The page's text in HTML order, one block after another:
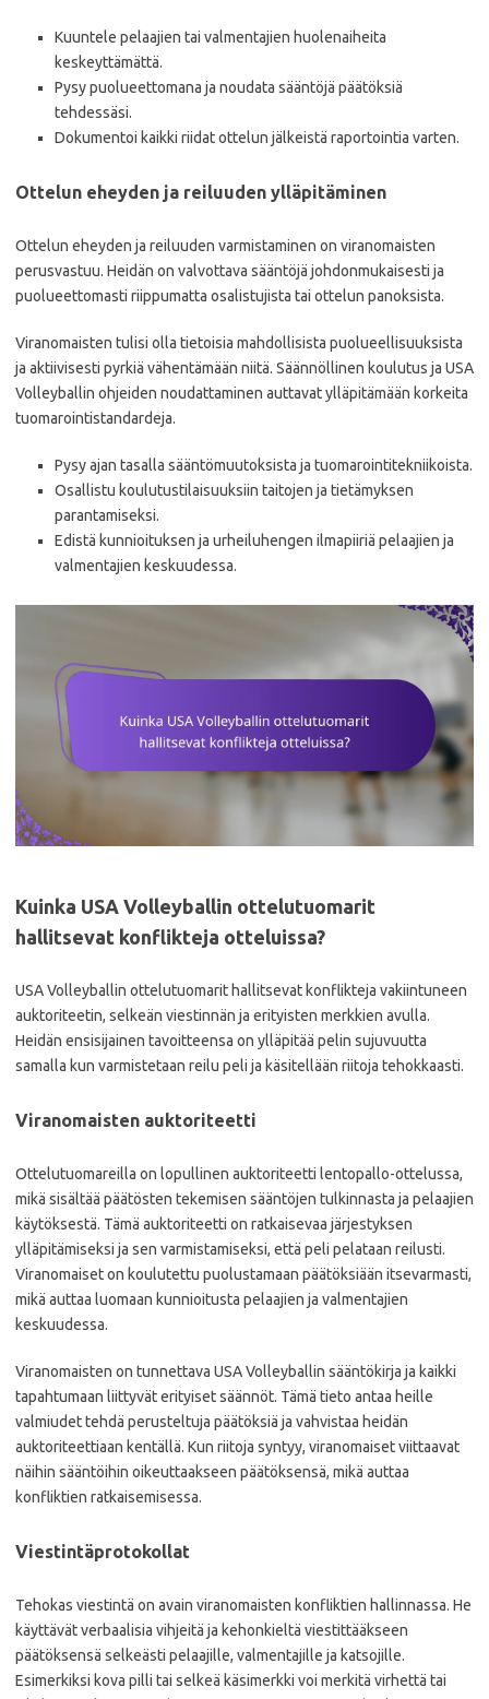
Kuuntele pelaajien tai valmentajien huolenaiheita
keskeyttämättä.
Pysy puolueettomana ja noudata sääntöjä päätöksiä
tehdessäsi.
Dokumentoi kaikki riidat ottelun jälkeistä raportointia varten.
Ottelun eheyden ja reiluuden ylläpitäminen
Ottelun eheyden ja reiluuden varmistaminen on viranomaisten
perusvastuu. Heidän on valvottava sääntöjä johdonmukaisesti ja
puolueettomasti riippumatta osalistujista tai ottelun panoksista.
Viranomaisten tulisi olla tietoisia mahdollisista puolueellisuuksista
ja aktiivisesti pyrkiä vähentämään niitä. Säännöllinen koulutus ja USA
Volleyballin ohjeiden noudattaminen auttavat ylläpitämään korkeita
tuomarointistandardeja.
Pysy ajan tasalla sääntömuutoksista ja tuomarointitekniikoista.
Osallistu koulutustilaisuuksiin taitojen ja tietämyksen
parantamiseksi.
Edistä kunnioituksen ja urheiluhengen ilmapiiriä pelaajien ja
valmentajien keskuudessa.
Kuinka USA Volleyballin ottelutuomarit
hallitsevat konflikteja otteluissa?
USA Volleyballin ottelutuomarit hallitsevat konflikteja vakiintuneen
auktoriteetin, selkeän viestinnän ja erityisten merkkien avulla.
Heidän ensisijainen tavoitteensa on ylläpitää pelin sujuvuutta
samalla kun varmistetaan reilu peli ja käsitellään riitoja tehokkaasti.
Viranomaisten auktoriteetti
Ottelutuomareilla on lopullinen auktoriteetti lentopallo-ottelussa,
mikä sisältää päätösten tekemisen sääntöjen tulkinnasta ja pelaajien
käytöksestä. Tämä auktoriteetti on ratkaisevaa järjestyksen
ylläpitämiseksi ja sen varmistamiseksi, että peli pelataan reilusti.
Viranomaiset on koulutettu puolustamaan päätöksiään itsevarmasti,
mikä auttaa luomaan kunnioitusta pelaajien ja valmentajien
keskuudessa.
Viranomaisten on tunnettava USA Volleyballin sääntökirja ja kaikki
tapahtumaan liittyvät erityiset säännöt. Tämä tieto antaa heille
valmiudet tehdä perusteltuja päätöksiä ja vahvistaa heidän
auktoriteettiaan kentällä. Kun riitoja syntyy, viranomaiset viittaavat
näihin sääntöihin oikeuttaakseen päätöksensä, mikä auttaa
konfliktien ratkaisemisessa.
Viestintäprotokollat
Tehokas viestintä on avain viranomaisten konfliktien hallinnassa. He
käyttävät verbaalisia vihjeitä ja kehonkieltä viestittääkseen
päätöksensä selkeästi pelaajille, valmentajille ja katsojille.
Esimerkiksi kova pilli tai selkeä käsimerkki voi merkitä virhettä tai